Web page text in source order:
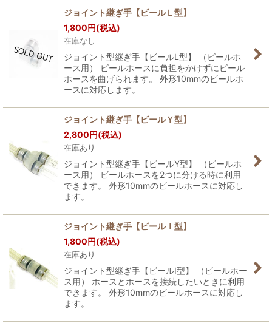
ジョイント継ぎ手【ビールＬ型】
1,800円(税込)
在庫なし
ジョイント型継ぎ手【ビールL型】 （ビールホ
ース用） ビールホースに負担をかけずにビール
ホースを曲げられます。 外形10mmのビールホ
ースに対応します。
ジョイント継ぎ手【ビールＹ型】
2,800円(税込)
在庫あり
ジョイント型継ぎ手【ビールY型】 （ビールホ
ース用） ビールホースを2つに分ける時に利用
できます。 外形10mmのビールホースに対応し
ます。
ジョイント継ぎ手【ビールＩ型】
1,800円(税込)
在庫あり
ジョイント型継ぎ手【ビールI型】 （ビールホー
ス用） ホースとホースを接続したいときに利用
できます。 外形10mmのビールホースに対応し
ます。